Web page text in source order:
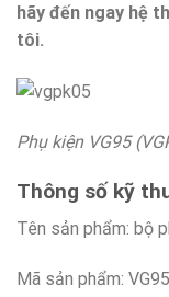
hãy đến ngay hệ
tôi.
Phụ kiện VG95
Thông số kỹ
Tên sản phẩm: bộ
Mã sản phẩm: